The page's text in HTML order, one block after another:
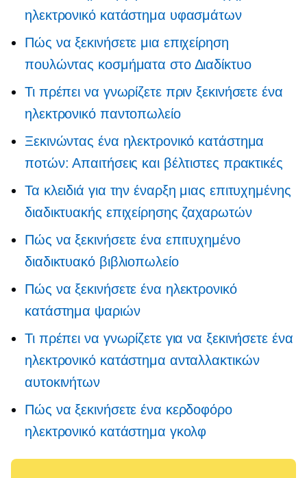
ηλεκτρονικό κατάστημα υφασμάτων
Πώς να ξεκινήσετε μια επιχείρηση
πουλώντας κοσμήματα στο Διαδίκτυο
Τι πρέπει να γνωρίζετε πριν ξεκινήσετε ένα
ηλεκτρονικό παντοπωλείο
Ξεκινώντας ένα ηλεκτρονικό κατάστημα
ποτών: Απαιτήσεις και βέλτιστες πρακτικές
Τα κλειδιά για την έναρξη μιας επιτυχημένης
διαδικτυακής επιχείρησης ζαχαρωτών
Πώς να ξεκινήσετε ένα επιτυχημένο
διαδικτυακό βιβλιοπωλείο
Πώς να ξεκινήσετε ένα ηλεκτρονικό
κατάστημα ψαριών
Τι πρέπει να γνωρίζετε για να ξεκινήσετε ένα
ηλεκτρονικό κατάστημα ανταλλακτικών
αυτοκινήτων
Πώς να ξεκινήσετε ένα κερδοφόρο
ηλεκτρονικό κατάστημα γκολφ